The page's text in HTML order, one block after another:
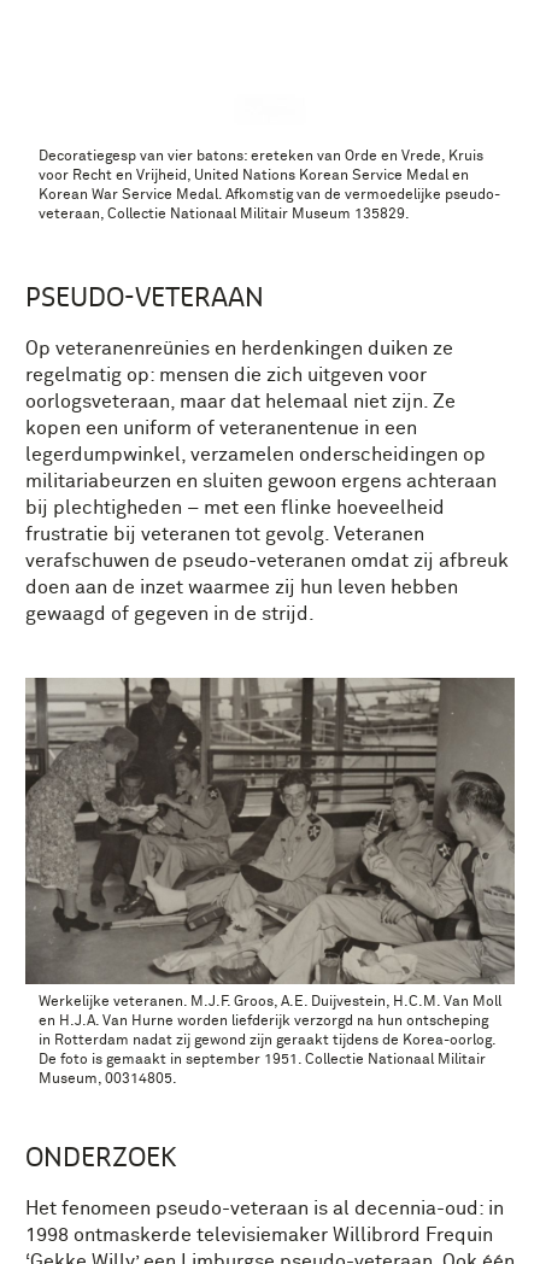
Decoratiegesp van vier batons: ereteken van Orde en Vrede, Kruis
voor Recht en Vrijheid, United Nations Korean Service Medal en
Korean War Service Medal. Afkomstig van de vermoedelijke pseudo-
veteraan, Collectie Nationaal Militair Museum 135829.
PSEUDO-VETERAAN
Op veteranenreünies en herdenkingen duiken ze
regelmatig op: mensen die zich uitgeven voor
oorlogsveteraan, maar dat helemaal niet zijn. Ze
kopen een uniform of veteranentenue in een
legerdumpwinkel, verzamelen onderscheidingen op
militariabeurzen en sluiten gewoon ergens achteraan
bij plechtigheden – met een flinke hoeveelheid
frustratie bij veteranen tot gevolg. Veteranen
verafschuwen de pseudo-veteranen omdat zij afbreuk
doen aan de inzet waarmee zij hun leven hebben
gewaagd of gegeven in de strijd.
Werkelijke veteranen. M.J.F. Groos, A.E. Duijvestein, H.C.M. Van Moll
en H.J.A. Van Hurne worden liefderijk verzorgd na hun ontscheping
in Rotterdam nadat zij gewond zijn geraakt tijdens de Korea-oorlog.
De foto is gemaakt in september 1951. Collectie Nationaal Militair
Museum, 00314805.
ONDERZOEK
Het fenomeen pseudo-veteraan is al decennia-oud: in
1998 ontmaskerde televisiemaker Willibrord Frequin